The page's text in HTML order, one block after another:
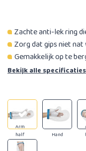
Zachte anti-lek ring
Zorg dat gips niet
Gemakkelijk op te
Bekijk alle specificaties
Hand
Arm
half